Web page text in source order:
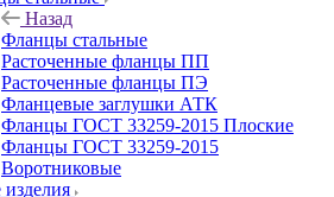
Назад
Фланцы стальные
Расточенные фланцы ПП
Расточенные фланцы ПЭ
Фланцевые заглушки АТК
Фланцы ГОСТ 33259-2015 Плоские
Фланцы ГОСТ 33259-2015
Воротниковые